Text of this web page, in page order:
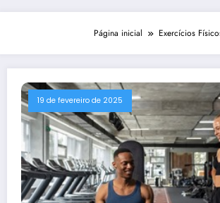
Página inicial Exercícios
19 de fevereiro de 2025